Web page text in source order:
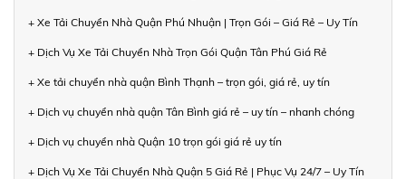
+ Xe Tải Chuyển Nhà Quận Phú Nhuận | Trọn Gói – Giá Rẻ – Uy Tín
+ Dịch Vụ Xe Tải Chuyển Nhà Trọn Gói Quận Tân Phú Giá Rẻ
+ Xe tải chuyển nhà quận Bình Thạnh – trọn gói, giá rẻ, uy tín
+ Dịch vụ chuyển nhà quận Tân Bình giá rẻ – uy tín – nhanh chóng
+ Dịch vụ chuyển nhà Quận 10 trọn gói giá rẻ uy tín
+ Dịch Vụ Xe Tải Chuyển Nhà Quận 5 Giá Rẻ | Phục Vụ 24/7 – Uy Tín